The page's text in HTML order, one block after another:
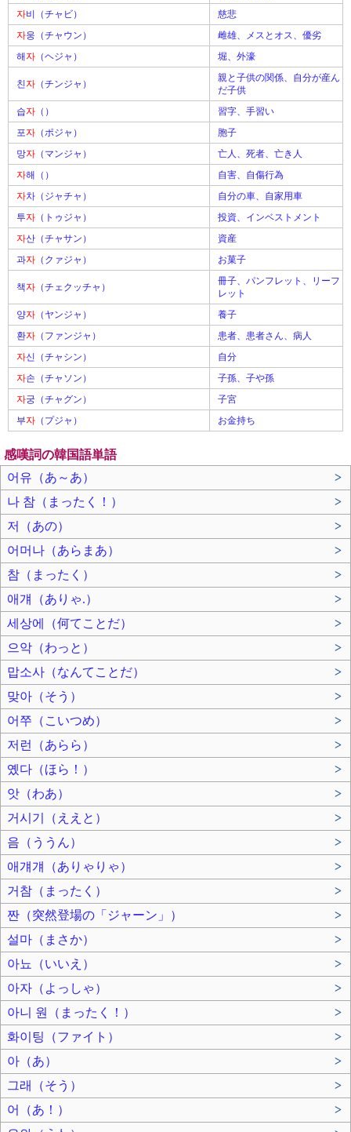
자비（チャビ）
慈悲
자웅（チャウン）
雌雄、メスとオス、優劣
해자 （ヘジャ） 堀、外濠
친자 （チンジャ）
親と子供の関係、自分が産ん
だ子供
습자 （）
習字、手習い
포자 （ポジャ）
胞子
망자 （マンジャ）
亡人、死者、亡き人
자해（）
自害、自傷行為
자차（ジャチャ）
自分の車、自家用車
투자 （トゥジャ）
投資、インベストメント
자산（チャサン）
資産
과자 （クァジャ） お菓子
책자 （チェクッチャ）
冊子、パンフレット、リーフ
レット
양자 （ヤンジャ）
養子
환자 （ファンジャ）
患者、患者さん、病人
자신（チャシン）
自分
자손（チャソン）
子孫、子や孫
자궁（チャグン）
子宮
부자 （プジャ） お金持ち
感嘆詞の韓国語単語
어유（あ～あ）
>
나 참（まったく！）
>
저（あの）
>
어머나（あらまあ）
>
참（まったく）
>
애걔（ありゃ.）
>
세상에（何てことだ）
>
으악（わっと）
>
맙소사（なんてことだ）
>
맞아（そう）
>
어쭈（こいつめ）
>
저런（あらら）
>
옜다（ほら！）
>
앗（わあ）
>
거시기（ええと）
>
음（ううん）
>
애걔걔（ありゃりゃ）
>
거참（まったく）
>
짠（突然登場の「ジャーン」）
>
설마（まさか）
>
아뇨（いいえ）
>
아자（よっしゃ）
>
아니 원（まったく！）
>
화이팅（ファイト）
>
아（あ）
>
그래（そう）
>
어（あ！）
>